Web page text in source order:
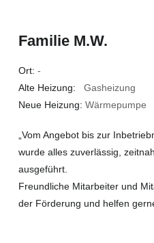
Familie M.W.
Ort: -
Alte Heizung: Gasheizung
Neue Heizung: Wärmepumpe
„Vom Angebot bis zur
wurde alles zuverlässig,
ausgeführt.
Freundliche Mitarbeiter und
der Förderung und helfen